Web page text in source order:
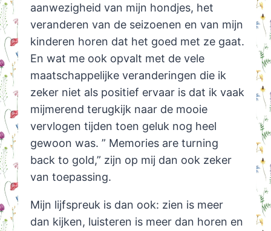
aanwezigheid van mijn hondjes, het
veranderen van de seizoenen en van mijn
kinderen horen dat het goed met ze gaat.
En wat me ook opvalt met de vele
maatschappelijke veranderingen die ik
zeker niet als positief ervaar is dat ik vaak
mijmerend terugkijk naar de mooie
vervlogen tijden toen geluk nog heel
gewoon was. ” Memories are turning
back to gold,” zijn op mij dan ook zeker
van toepassing.
Mijn lijfspreuk is dan ook: zien is meer
dan kijken, luisteren is meer dan horen en